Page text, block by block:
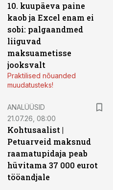
10. kuupäeva paine
kaob ja Excel enam ei
sobi: palgaandmed
liiguvad
maksuametisse
jooksvalt
Praktilised nõuanded
muudatusteks!
ANALÜÜSID
21.07.26, 08:00
Kohtusaalist |
Petuarveid maksnud
raamatupidaja peab
hüvitama 37 000 eurot
tööandjale